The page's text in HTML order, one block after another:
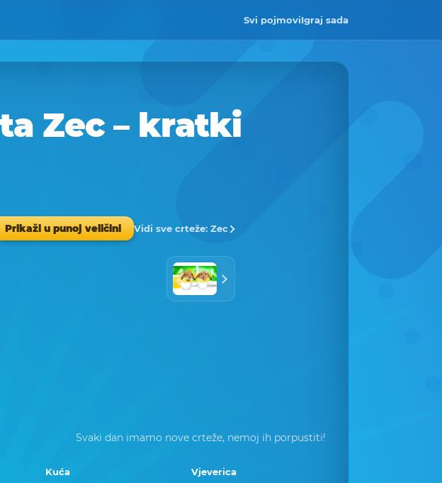
Svi pojmoviIgraj sada
Zec – kratki
Prikaži u punoj veličini Vidi sve crteže: Zec
Svaki dan imamo nove crteže, nemoj ih porpustiti!
Kuća Vjeverica